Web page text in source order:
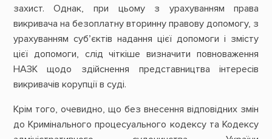
захист. Однак, при цьому з урахуванням права
викривача на безоплатну вторинну правову допомогу, з
урахуванням суб’єктів надання цієї допомоги і змісту
цієї допомоги, слід чіткіше визначити повноваження
НАЗК щодо здійснення представництва інтересів
викривачів корупції в суді.
Крім того, очевидно, що без внесення відповідних змін
до Кримінального процесуального кодексу та Кодексу